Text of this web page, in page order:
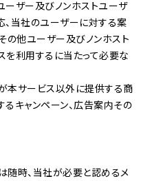
ーザー及びノンホストユーザ
当社のユーザーに対する案
の他ユーザー及びノンホスト
を利用するに当たって必要な
本サービス以外に提供する商
キャンペーン、広告案内その
時、当社が必要と認めるメ